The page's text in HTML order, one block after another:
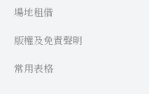
場地租借
版權及免責聲明
常用表格